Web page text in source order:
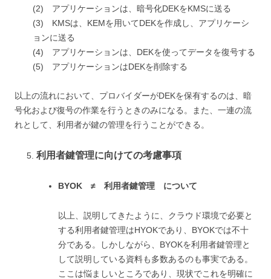
(2) アプリケーションは、暗号化DEKをKMSに送る
(3) KMSは、KEMを用いてDEKを作成し、アプリケーシ
ョンに送る
(4) アプリケーションは、DEKを使ってデータを復号する
(5) アプリケーションはDEKを削除する
以上の流れにおいて、プロバイダーがDEKを保有するのは、暗
号化および復号の作業を行うときのみになる。また、一連の流
れとして、利用者が鍵の管理を行うことができる。
利用者鍵管理に向けての考慮事項
BYOK ≠ 利用者鍵管理 について
以上、説明してきたように、クラウド環境で必要と
する利用者鍵管理はHYOKであり、BYOKでは不十
分である。しかしながら、BYOKを利用者鍵管理と
して説明している資料も多数あるのも事実である。
ここは悩ましいところであり、現状でこれを明確に